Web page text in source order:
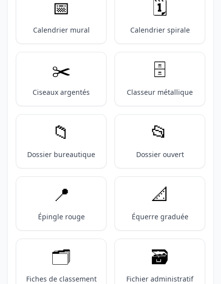
📅
Calendrier mural
🗓️
Calendrier spirale
✂️
Ciseaux argentés
🗄️
Classeur métallique
📁
Dossier bureautique
📂
Dossier ouvert
📍
Épingle rouge
📐
Équerre graduée
🗂️
Fiches de classement
🗃️
Fichier administratif